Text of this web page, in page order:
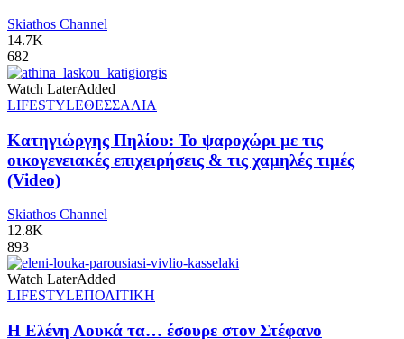
Skiathos Channel
14.7K
682
Watch LaterAdded
LIFESTYLEΘΕΣΣΑΛΙΑ
Κατηγιώργης Πηλίου: Το ψαροχώρι με τις
οικογενειακές επιχειρήσεις & τις χαμηλές τιμές
(Video)
Skiathos Channel
12.8K
893
Watch LaterAdded
LIFESTYLEΠΟΛΙΤΙΚΗ
Η Ελένη Λουκά τα… έσουρε στον Στέφανο